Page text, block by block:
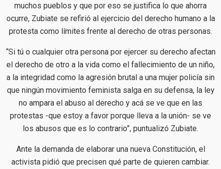
muchos pueblos y que por eso se justifica lo que ahorra
ocurre, Zubiate se refirió al ejercicio del derecho humano a la
protesta como límites frente al derecho de otras personas.
“Si tú o cualquier otra persona por ejercer su derecho afectan
el derecho de otro a la vida como el fallecimiento de un niño,
a la integridad como la agresión brutal a una mujer policía sin
que ningún movimiento feminista salga en su defensa, la ley
no ampara el abuso al derecho y acá se ve que en las
protestas -que estoy a favor porque lleva a la unión- se ve
los abusos que es lo contrario”, puntualizó Zubiate.
Ante la demanda de elaborar una nueva Constitución, el
activista pidió que precisen qué parte de quieren cambiar.